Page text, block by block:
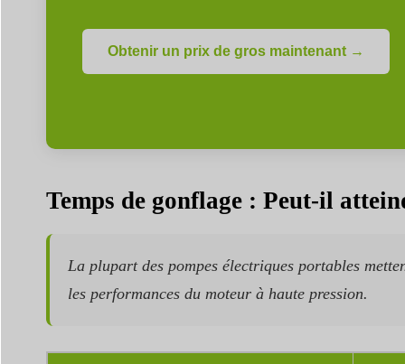
Obtenir un prix de gros maintenant →
Temps de gonflage : Peut-il
La plupart des pompes électriques portables
les performances du moteur à haute pression.